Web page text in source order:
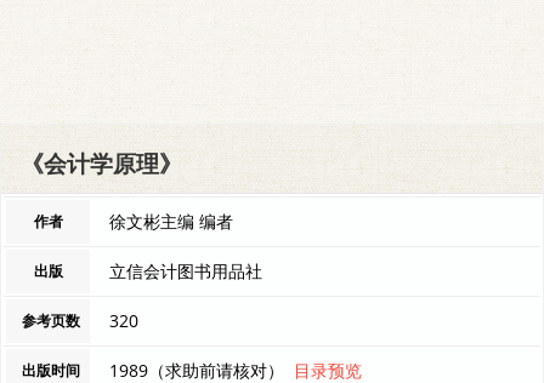
《会计学原理》
作者 徐文彬主编 编者
出版 立信会计图书用品社
参考页数 320
出版时间 1989（求助前请核对） 目录预览